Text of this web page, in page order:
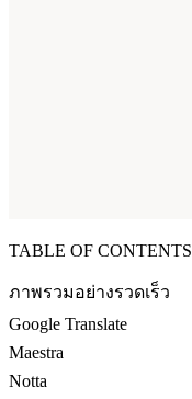
TABLE OF CONTENTS
ภาพรวมอย่างรวดเร็ว
Google Translate
Maestra
Notta